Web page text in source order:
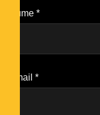
Nume *
Email *